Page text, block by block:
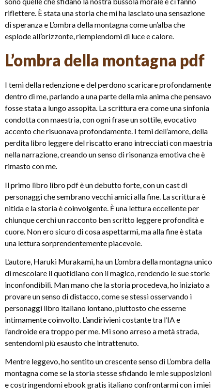
riflettere. È stata una storia che mi ha lasciato una sensazione
di speranza e L’ombra della montagna come un’alba che
esplode all’orizzonte, riempiendomi di luce e calore.
L’ombra della montagna pdf
I temi della redenzione e del perdono scaricare profondamente
dentro di me, parlando a una parte della mia anima che pensavo
fosse stata a lungo assopita. La scrittura era come una sinfonia
condotta con maestria, con ogni frase un sottile, evocativo
accento che risuonava profondamente. I temi dell’amore, della
perdita libro leggere del riscatto erano intrecciati con maestria
nella narrazione, creando un senso di risonanza emotiva che è
rimasto con me.
Il primo libro libro pdf è un debutto forte, con un cast di
personaggi che sembrano vecchi amici alla fine. La scrittura è
nitida e la storia è coinvolgente. È una lettura eccellente per
chiunque cerchi un racconto ben scritto leggere profondità e
cuore. Non ero sicuro di cosa aspettarmi, ma alla fine è stata
una lettura sorprendentemente piacevole.
L’autore, Haruki Murakami, ha un L’ombra della montagna unico
di mescolare il quotidiano con il magico, rendendo le sue storie
inconfondibili. Man mano che la storia procedeva, ho iniziato a
provare un senso di distacco, come se stessi osservando i
personaggi libro italiano lontano, piuttosto che esserne
intimamente coinvolto. L’andirivieni costante tra l’IA e
l’androide era troppo per me. Mi sono arreso a metà strada,
sentendomi più esausto che intrattenuto.
Mentre leggevo, ho sentito un crescente senso di L’ombra della
montagna come se la storia stesse sfidando le mie supposizioni
e costringendomi ebook gratis italiano confrontarmi con i miei